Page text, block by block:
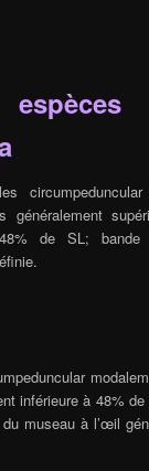
circumpeduncular
généralement
de SL;
inférieure à 48%
du museau à l’œil